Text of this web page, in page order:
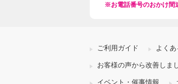
※お電話番号のおかけ間
ご利用ガイド よく
お客様の声から改善しま
イベント・催事情報